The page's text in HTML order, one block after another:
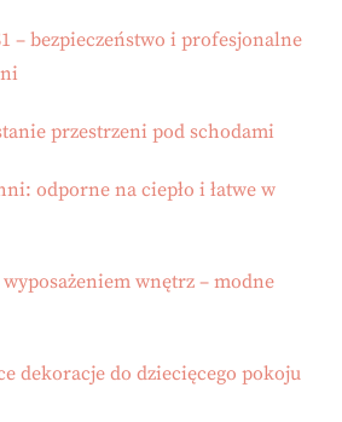
– bezpieczeństwo i profesjonalne
przestrzeni pod schodami
odporne na ciepło i łatwe w
wnętrz – modne
dekoracje do dziecięcego pokoju